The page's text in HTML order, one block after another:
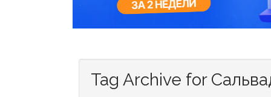
Tag Archive for